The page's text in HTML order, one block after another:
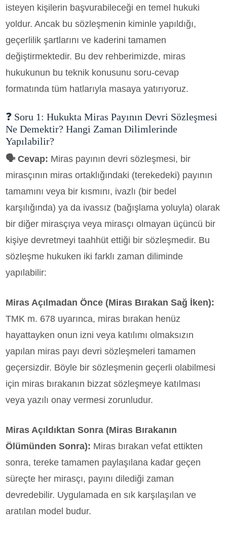
isteyen kişilerin başvurabileceği en temel hukuki
yoldur. Ancak bu sözleşmenin kiminle yapıldığı,
geçerlilik şartlarını ve kaderini tamamen
değiştirmektedir. Bu dev rehberimizde, miras
hukukunun bu teknik konusunu soru-cevap
formatında tüm hatlarıyla masaya yatırıyoruz.
❓ Soru 1: Hukukta Miras Payının Devri Sözleşmesi
Ne Demektir? Hangi Zaman Dilimlerinde
Yapılabilir?
🗣️ Cevap: Miras payının devri sözleşmesi, bir
mirasçının miras ortaklığındaki (terekedeki) payının
tamamını veya bir kısmını, ivazlı (bir bedel
karşılığında) ya da ivassız (bağışlama yoluyla) olarak
bir diğer mirasçıya veya mirasçı olmayan üçüncü bir
kişiye devretmeyi taahhüt ettiği bir sözleşmedir. Bu
sözleşme hukuken iki farklı zaman diliminde
yapılabilir:
Miras Açılmadan Önce (Miras Bırakan Sağ İken):
TMK m. 678 uyarınca, miras bırakan henüz
hayattayken onun izni veya katılımı olmaksızın
yapılan miras payı devri sözleşmeleri tamamen
geçersizdir. Böyle bir sözleşmenin geçerli olabilmesi
için miras bırakanın bizzat sözleşmeye katılması
veya yazılı onay vermesi zorunludur.
Miras Açıldıktan Sonra (Miras Bırakanın
Ölümünden Sonra): Miras bırakan vefat ettikten
sonra, tereke tamamen paylaşılana kadar geçen
süreçte her mirasçı, payını dilediği zaman
devredebilir. Uygulamada en sık karşılaşılan ve
aratılan model budur.